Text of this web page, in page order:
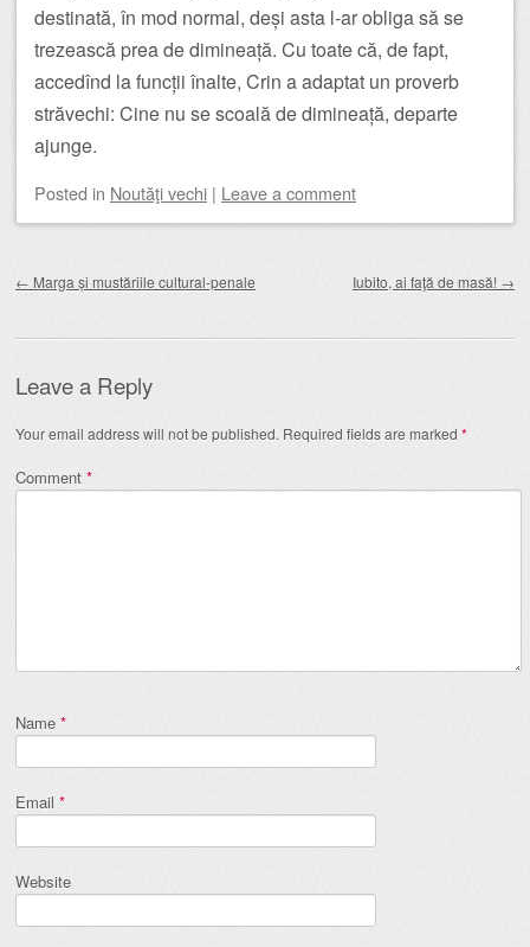
destinată, în mod normal, deși asta l-ar obliga să se
trezească prea de dimineață. Cu toate că, de fapt,
accedînd la funcții înalte, Crin a adaptat un proverb
străvechi: Cine nu se scoală de dimineață, departe
ajunge.
Posted in Noutăţi vechi | Leave a comment
← Marga și mustăriile cultural-penale Iubito, ai faţă de masă! →
Leave a Reply
Your email address will not be published. Required fields are marked *
Comment *
Name *
Email *
Website